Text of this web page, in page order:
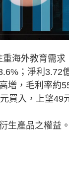
外教育需求
；淨利3.72
增，毛利率約
買入，上望49
產品之權益。